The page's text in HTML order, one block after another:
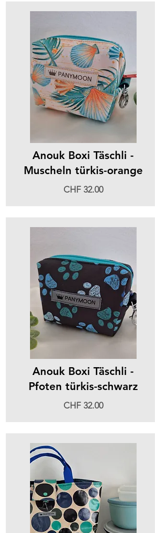
Anouk Boxi Täschli -
Muscheln türkis-orange
CHF 32.00
Anouk Boxi Täschli -
Pfoten türkis-schwarz
CHF 32.00